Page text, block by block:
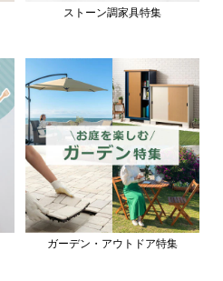
ストーン調家具特集
ガーデン・アウトドア特集